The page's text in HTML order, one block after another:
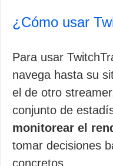
¿Cómo usar
Para usar
navega hasta su
el de otro
conjunto de
monitorear el
tomar decisiones
concretos.